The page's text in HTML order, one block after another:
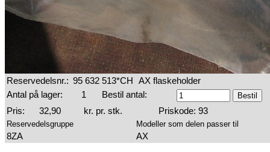
Reservedelsnr.: 95 632 513*CH AX flaskeholder
Antal på lager:
1
Bestil antal:
Pris:
32,90 kr. pr. stk. Priskode: 93
Reservedelsgruppe Modeller som delen passer til
8ZA AX